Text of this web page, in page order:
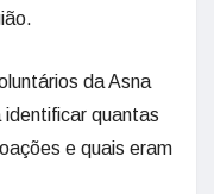
da Asna
quantas
e quais eram